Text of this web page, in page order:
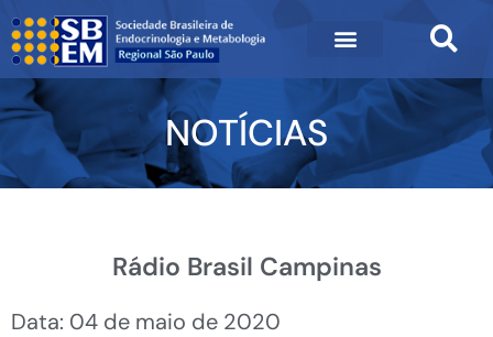
NOTÍCIAS
Rádio Brasil Campinas
Data: 04 de maio de 2020